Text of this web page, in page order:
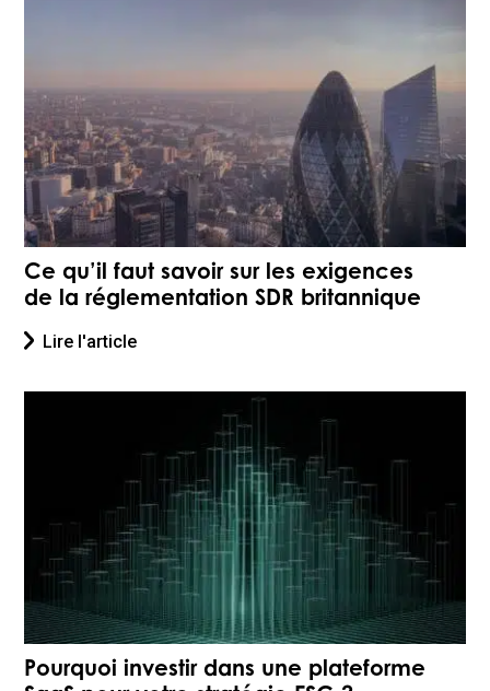
Ce qu’il faut savoir sur les exigences
de la réglementation SDR britannique
Lire l'article
Pourquoi investir dans une plateforme